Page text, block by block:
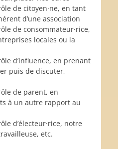
de citoyen·ne, en tant
d’une association
de consommateur·rice,
locales ou la
d’influence, en prenant
puis de discuter,
de parent, en
à un autre rapport au
d’électeur·rice, notre
etc.